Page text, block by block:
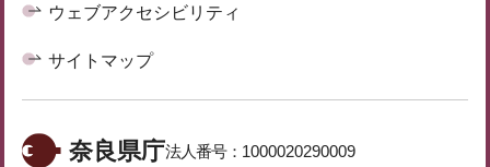
ウェブアクセシビリティ
サイトマップ
奈良県庁法人番号： 1000020290009